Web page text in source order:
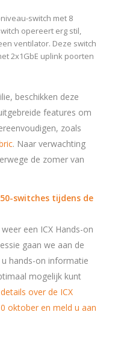
switch met 8
opereert erg stil,
ventilator. Deze switch
2x1GbE uplink poorten
beschikken deze
features om
zoals
. Naar verwachting
de zomer van
switches tijdens de
een ICX Hands-on
gaan we aan de
hands-on informatie
mogelijk kunt
over de ICX
oktober en meld u aan